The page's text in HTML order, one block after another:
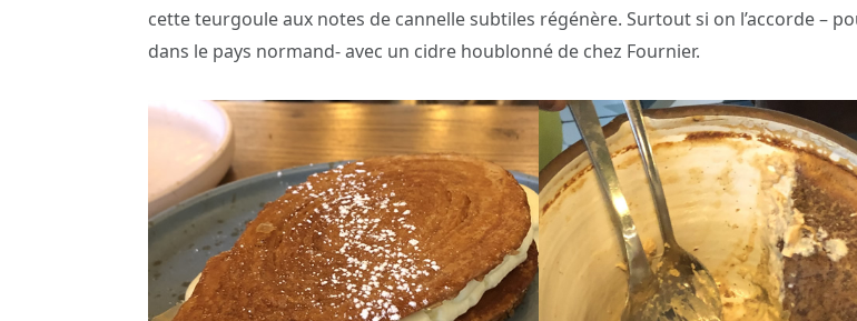
cette teurgoule aux notes de cannelle subtiles régénère. Surtout si on l’accorde –
dans le pays normand- avec un cidre houblonné de chez Fournier.